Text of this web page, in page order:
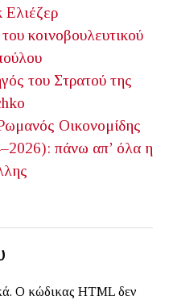
Ελιέζερ
κοινοβουλευτικού
του Στρατού της
Οικονομίδης
πάνω απ’ όλα η
Ο κώδικας HTML δεν